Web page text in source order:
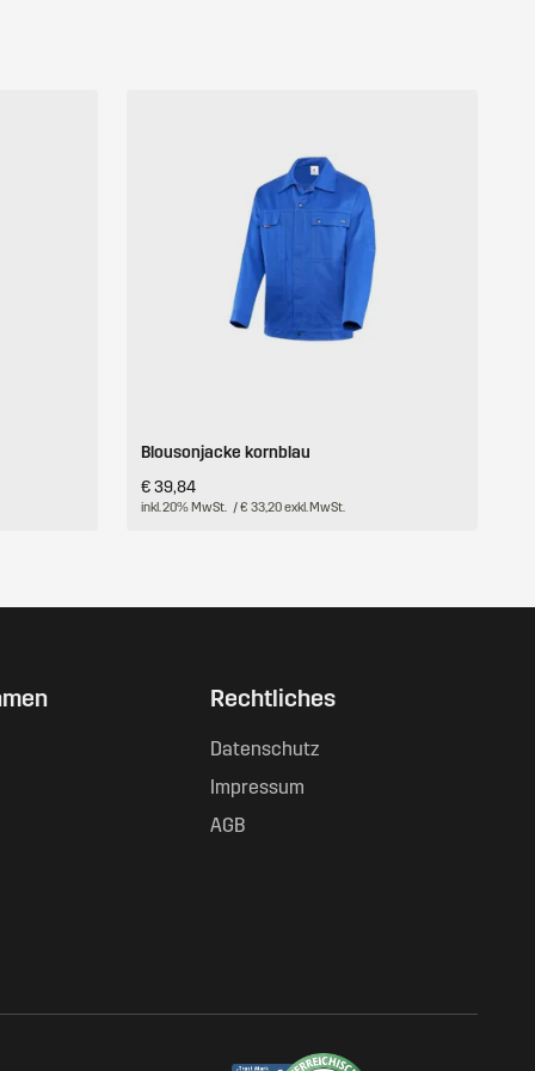
Blousonjacke kornblau
€ 39,84
inkl. 20% MwSt. / € 33,20 exkl. MwSt.
Rechtliches
Datenschutz
Impressum
AGB